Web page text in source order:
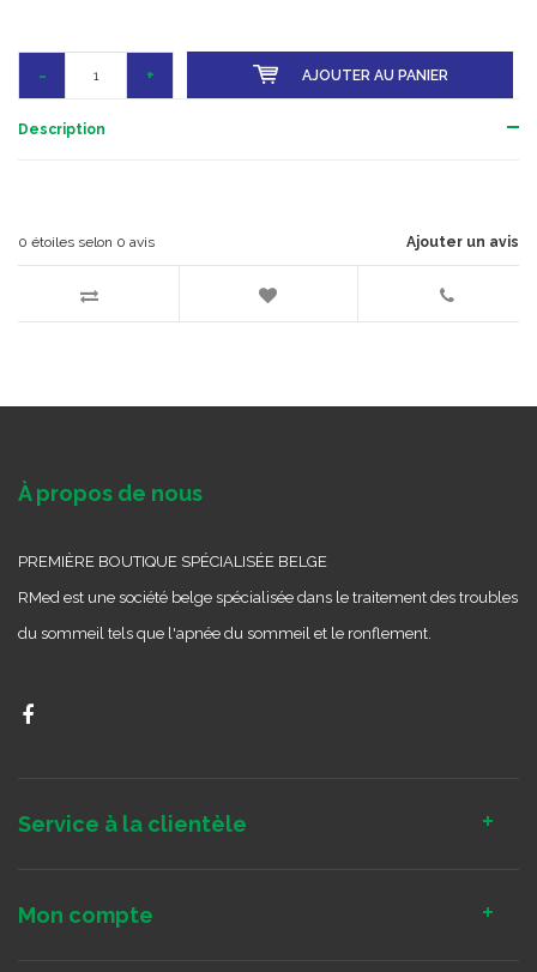
- + AJOUTER AU PANIER
Description
Ajouter un avis
0 étoiles selon 0 avis
À propos de nous
PREMIÈRE BOUTIQUE SPÉCIALISÉE BELGE
RMed est une société belge spécialisée dans le traitement des troubles
du sommeil tels que l'apnée du sommeil et le ronflement.
Service à la clientèle
Mon compte